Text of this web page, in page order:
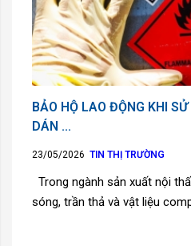
BẢO HỘ LAO ĐỘNG KHI
DÁN ...
23/05/2026 TIN THỊ TRƯỜNG
Trong ngành sản xuất nội
sóng, trần thả và vật liệu